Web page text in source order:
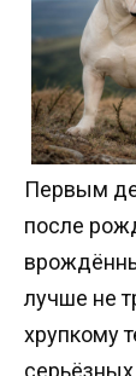
Первым
после
лучше не
хрупкому